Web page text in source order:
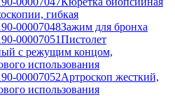
гибкая
00007048Зажим для бронха
00007051Пистолет
с режущим концом,
использования
00007052Артроскоп жесткий,
использования